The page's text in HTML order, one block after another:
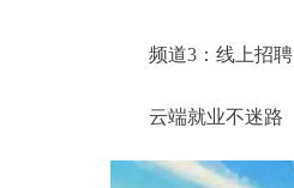
频道3：线上招聘
云端就业不迷路